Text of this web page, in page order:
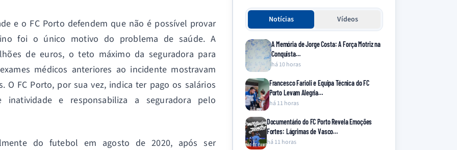
e o FC Porto defendem que não é possível provar
foi o único motivo do problema de saúde. A
de euros, o teto máximo da seguradora para
médicos anteriores ao incidente mostravam
O FC Porto, por sua vez, indica ter pago os salários
e responsabiliza a seguradora pelo
do futebol em agosto de 2020, após ser
Notícias Vídeos
A Memória de Jorge Costa: A Força Motriz na
Conquista…
há 10 horas
Francesco Farioli e Equipa Técnica do FC
Porto Levam Alegria…
há 11 horas
Documentário do FC Porto Revela Emoções
Fortes: Lágrimas de Vasco…
há 11 horas